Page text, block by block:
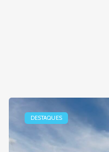
DESTAQUES